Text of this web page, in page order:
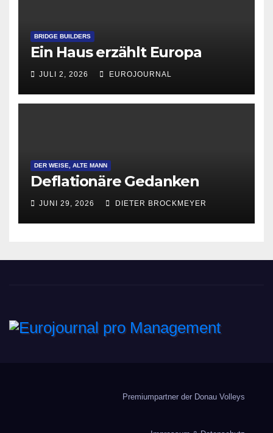
BRIDGE BUILDERS
Ein Haus erzählt Europa
JULI 2, 2026 EUROJOURNAL
DER WEISE, ALTE MANN
Deflationäre Gedanken
JUNI 29, 2026 DIETER BROCKMEYER
Premiumpartner der Donau Volleys